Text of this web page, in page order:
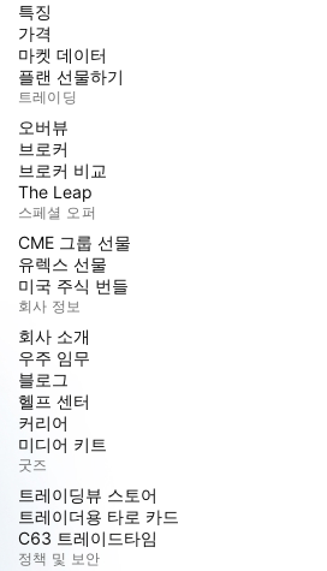
특징
가격
마켓 데이터
플랜 선물하기
트레이딩
오버뷰
브로커
브로커 비교
The Leap
스페셜 오퍼
CME 그룹 선물
유렉스 선물
미국 주식 번들
회사 정보
회사 소개
우주 임무
블로그
헬프 센터
커리어
미디어 키트
굿즈
트레이딩뷰 스토어
트레이더용 타로 카드
C63 트레이드타임
정책 및 보안